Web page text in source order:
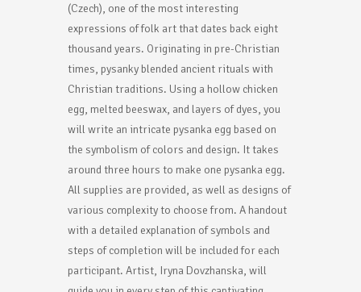
(Czech), one of the most interesting
expressions of folk art that dates back eight
thousand years. Originating in pre-Christian
times, pysanky blended ancient rituals with
Christian traditions. Using a hollow chicken
egg, melted beeswax, and layers of dyes, you
will write an intricate pysanka egg based on
the symbolism of colors and design. It takes
around three hours to make one pysanka egg.
All supplies are provided, as well as designs of
various complexity to choose from. A handout
with a detailed explanation of symbols and
steps of completion will be included for each
participant. Artist, Iryna Dovzhanska, will